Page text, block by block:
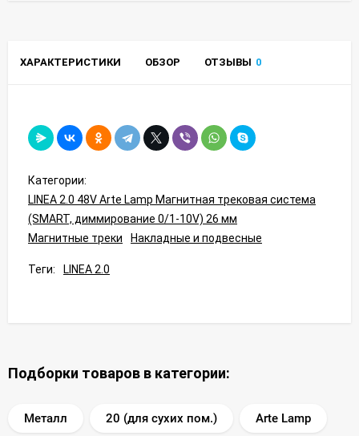
ХАРАКТЕРИСТИКИ ОБЗОР ОТЗЫВЫ 0
Категории:
LINEA 2.0 48V Arte Lamp Магнитная трековая система
(SMART, диммирование 0/1-10V) 26 мм
Магнитные треки
Накладные и подвесные
Теги: LINEA 2.0
Подборки товаров в категории:
Металл 20 (для сухих пом.) Arte Lamp